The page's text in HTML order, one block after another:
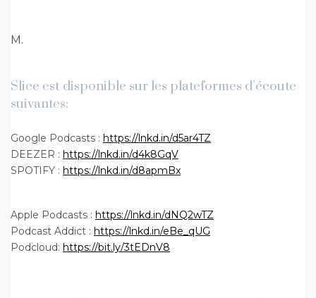
M.
Slice est disponible sur les plateformes d’écoute
suivantes:
Google Podcasts : https://lnkd.in/d5ar4TZ
DEEZER : https://lnkd.in/d4k8GqV
SPOTIFY : https://lnkd.in/d8apmBx
Apple Podcasts : https://lnkd.in/dNQ2wTZ
Podcast Addict : https://lnkd.in/eBe_qUG
Podcloud: https://bit.ly/3tEDnV8